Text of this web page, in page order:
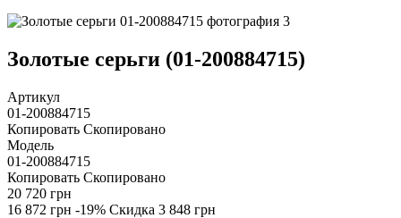
Золотые серьги (01-200884715)
Артикул
01-200884715
Копировать Скопировано
Модель
01-200884715
Копировать Скопировано
20 720 грн
16 872 грн -19% Скидка 3 848 грн